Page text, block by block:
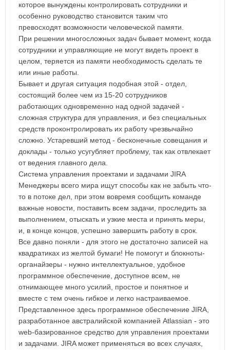
которое вынуждены контролировать сотрудники и
особенно руководство становится таким что
превосходят возможности человеческой памяти.
При решении многосложных задач бывает момент, когда
сотрудники и управляющие не могут видеть проект в
целом, теряется из памяти необходимость сделать те
или иные работы.
Бывает и другая ситуация подобная этой - отдел,
состоящий более чем из 15-20 сотрудников
работающих одновременно над одной задачей -
сложная структура для управления, и без специальных
средств проконтролировать их работу чрезвычайно
сложно. Устаревший метод - бесконечные совещания и
доклады - только усугубляет проблему, так как отвлекает
от ведения главного дела.
Система управления проектами и задачами JIRA
Менеджеры всего мира ищут способы как не забыть что-
то в потоке дел, при этом вовремя сообщить команде
важные новости, поставить всем задачи, проследить за
выполнением, отыскать и узкие места и принять меры,
и, в конце концов, успешно завершить работу в срок.
Все давно поняли - для этого не достаточно записей на
квадратиках из желтой бумаги! Не помогут и блокноты-
органайзеры - нужно интеллектуальное, удобное
программное обеспечение, доступное всем, не
отнимающее много усилий, простое и понятное и
вместе с тем очень гибкое и легко настраиваемое.
Представленное здесь программное обеспечение JIRA,
разработанное австралийской компанией Atlassian - это
web-базированное средство для управления проектами
и задачами. JIRA может применяться во всех случаях,